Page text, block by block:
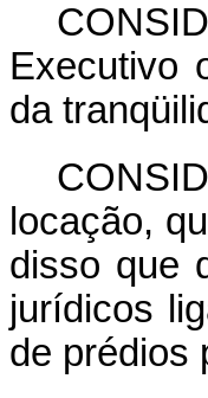
Executivo
da
locação,
disso que
jurídicos
de prédios